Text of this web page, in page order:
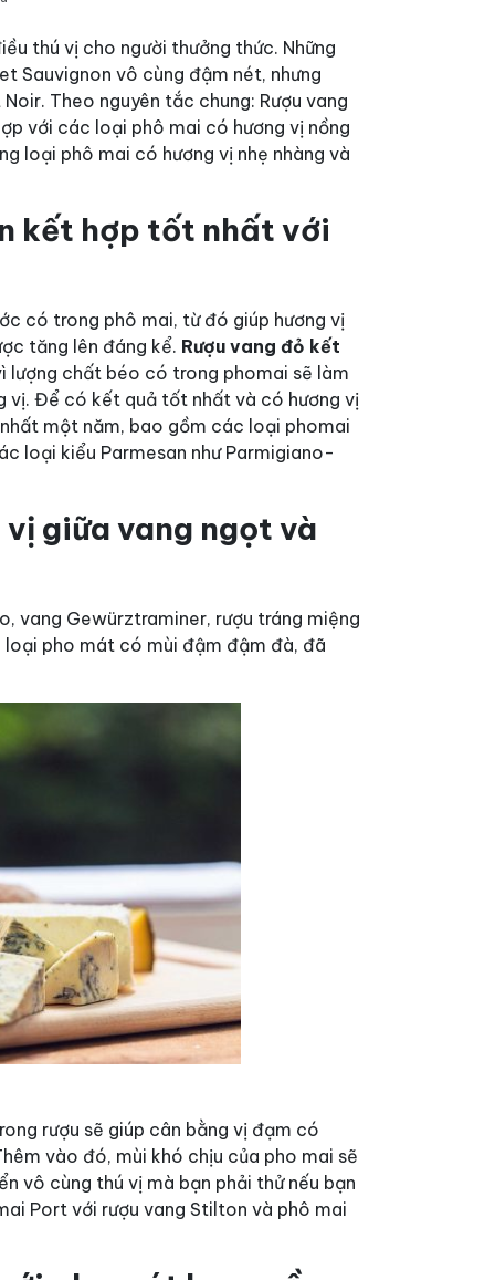
thú vị cho người thưởng thức. Những
Sauvignon vô cùng đậm nét, nhưng
Theo nguyên tắc chung: Rượu vang
với các loại phô mai có hương vị nồng
loại phô mai có hương vị nhẹ nhàng và
kết hợp tốt nhất với
có trong phô mai, từ đó giúp hương vị
tăng lên đáng kể. Rượu vang đỏ kết
lượng chất béo có trong phomai sẽ làm
vị. Để có kết quả tốt nhất và có hương vị
một năm, bao gồm các loại phomai
loại kiểu Parmesan như Parmigiano-
giữa vang ngọt và
vang Gewürztraminer, rượu tráng miệng
pho mát có mùi đậm đậm đà, đã
rượu sẽ giúp cân bằng vị đạm có
vào đó, mùi khó chịu của pho mai sẽ
vô cùng thú vị mà bạn phải thử nếu bạn
Port với rượu vang Stilton và phô mai